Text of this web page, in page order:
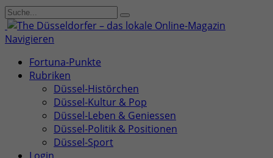
Navigieren
Fortuna-Punkte
Rubriken
Düssel-Histörchen
Düssel-Kultur & Pop
Düssel-Leben & Geniessen
Düssel-Politik & Positionen
Düssel-Sport